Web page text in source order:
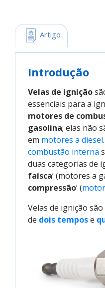
Artigo
Introdução
Velas de ignição
essenciais para a
motores de
gasolina; elas não
em motores a diesel
combustão interna
duas categorias de
faísca’ (motores a
compressão’ (
Velas de ignição
de dois tempose